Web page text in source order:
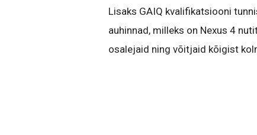
Lisaks GAIQ kvalifikatsiooni
auhinnad, milleks on Nexus 4
osalejaid ning võitjaid kõigist